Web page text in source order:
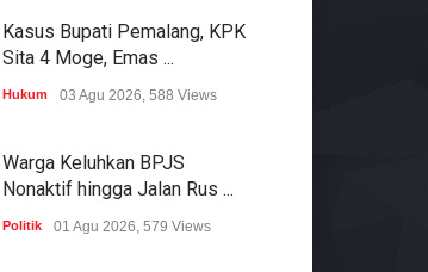
Kasus Bupati Pemalang, KPK
Sita 4 Moge, Emas ...
Hukum 03 Agu 2026, 588 Views
Warga Keluhkan BPJS
Nonaktif hingga Jalan Rus ...
Politik 01 Agu 2026, 579 Views